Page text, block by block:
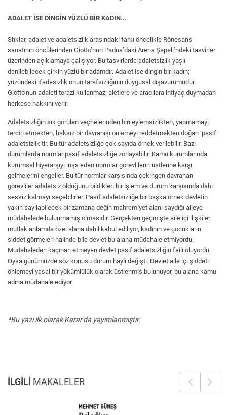
ADALET İSE DİNGİN YÜZLÜ BİR KADIN...
Shklar, adalet ve adaletsizlik arasındaki farkı öncelikle Rönesans
sanatının öncülerinden Giotto’nun Padua’daki Arena Şapeli’ndeki tasvirler
üzerinden açıklamaya çalışıyor. Bu tasvirlerde adaletsizlik yaşlı
denilebilecek çirkin yüzlü bir adamdır. Adalet ise dingin bir kadın;
yüzündeki ifadesizlik onun tarafsızlığının duygusal dışavurumudur.
Giotto’nun adaleti terazi kullanmaz; aletlere ve aracılara ihtiyaç duymadan
herkese hakkını verir.
Adaletsizliğin sık görülen veçhelerinden biri eylemsizlikten, yapmamayı
tercih etmekten, haksız bir davranışı önlemeyi reddetmekten doğan ‘pasif
adaletsizlik’tir. Bu tür adaletsizliğe çok sayıda örnek verilebilir. Bazı
durumlarda normlar pasif adaletsizliğe zorlayabilir. Kamu kurumlarında
kurumsal hiyerarşiyi inşa eden normlar görevlilerin üstlerine karşı
gelmelerini engeller. Bu tür normlar karşısında çekingen davranan
görevliler adaletsiz olduğunu bildikleri bir işlem ve durum karşısında dahi
sessiz kalmayı seçebilirler. Pasif adaletsizliğe bir başka örnek devletin
yakın sayılabilecek bir zamana değin mahremiyet alanı saydığı aileye
müdahalede bulunmamış olmasıdır. Gerçekten geçmişte aile içi ilişkiler
mutlak anlamda özel alana dahil kabul ediliyor, kadının ve çocukların
şiddet görmeleri halinde bile devlet bu alana müdahale etmiyordu.
Müdahaleden kaçınan etmeyen devlet pasif adaletsizliğin faili oluyordu.
Oysa günümüzde söz konusu durum hayli değişti. Devlet aile içi şiddeti
önlemeyi yasal bir yükümlülük olarak üstlenmiş bulunuyor, bu alana kamu
adına müdahale ediyor.
*Bu yazı ilk olarakKarar'da yayımlanmıştır.
İLGİLİ MAKALELER